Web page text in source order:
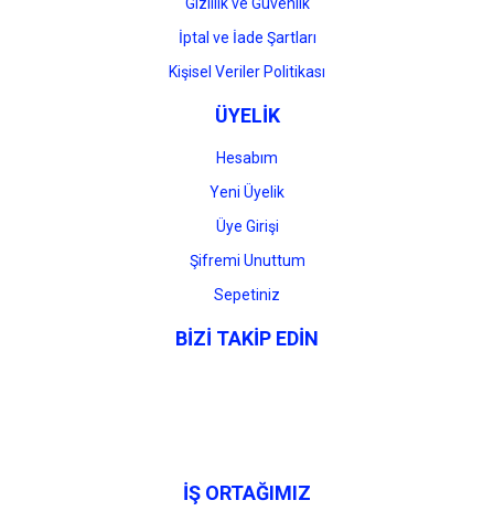
İptal ve İade Şartları
Kişisel Veriler Politikası
ÜYELİK
Hesabım
Yeni Üyelik
Üye Girişi
Şifremi Unuttum
Sepetiniz
BİZİ TAKİP EDİN
İŞ ORTAĞIMIZ